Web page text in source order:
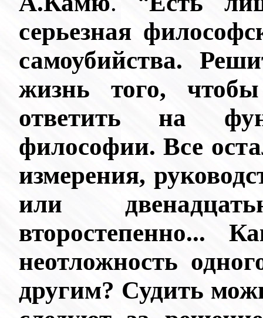
серьезная
самоубийства.
жизнь того,
ответить на
философии. Все
измерения,
или
второстепенно...
неотложность
другим? Судить